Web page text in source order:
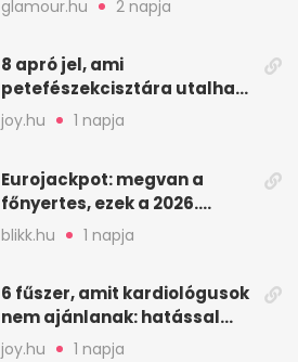
glamour.hu 2 napja
8 apró jel, ami
petefészekcisztára utalhat
– mire figyelj
joy.hu 1 napja
Eurojackpot: megvan a
főnyertes, ezek a 2026.
augusztus 7-i számok
blikk.hu 1 napja
6 fűszer, amit kardiológusok
nem ajánlanak: hatással
lehet a vérnyomásra
joy.hu 1 napja